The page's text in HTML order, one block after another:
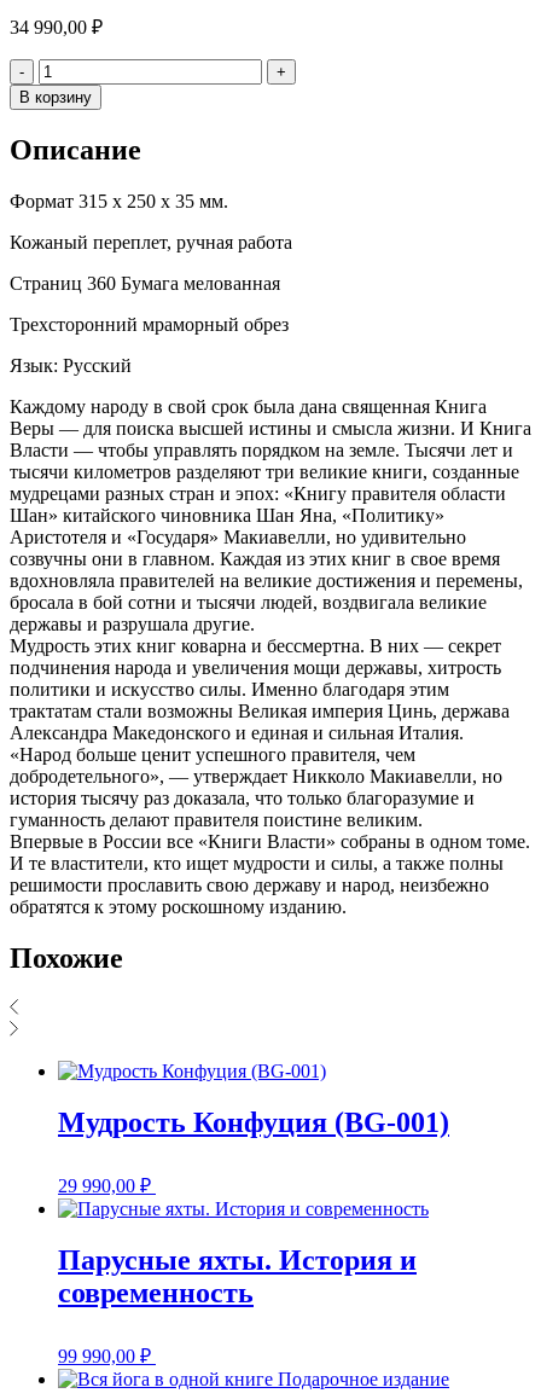
34 990,00 ₽
- Количество
+
В корзину
Описание
Формат 315 х 250 х 35 мм.
Кожаный переплет, ручная работа
Страниц 360 Бумага мелованная
Трехсторонний мраморный обрез
Язык: Русский
Каждому народу в свой срок была дана священная Книга
Веры — для поиска высшей истины и смысла жизни. И Книга
Власти — чтобы управлять порядком на земле. Тысячи лет и
тысячи километров разделяют три великие книги, созданные
мудрецами разных стран и эпох: «Книгу правителя области
Шан» китайского чиновника Шан Яна, «Политику»
Аристотеля и «Государя» Макиавелли, но удивительно
созвучны они в главном. Каждая из этих книг в свое время
вдохновляла правителей на великие достижения и перемены,
бросала в бой сотни и тысячи людей, воздвигала великие
державы и разрушала другие.
Мудрость этих книг коварна и бессмертна. В них — секрет
подчинения народа и увеличения мощи державы, хитрость
политики и искусство силы. Именно благодаря этим
трактатам стали возможны Великая империя Цинь, держава
Александра Македонского и единая и сильная Италия.
«Народ больше ценит успешного правителя, чем
добродетельного», — утверждает Никколо Макиавелли, но
история тысячу раз доказала, что только благоразумие и
гуманность делают правителя поистине великим.
Впервые в России все «Книги Власти» собраны в одном томе.
И те властители, кто ищет мудрости и силы, а также полны
решимости прославить свою державу и народ, неизбежно
обратятся к этому роскошному изданию.
Похожие
Мудрость Конфуция (BG-001)
29 990,00 ₽
Парусные яхты. История и
современность
99 990,00 ₽